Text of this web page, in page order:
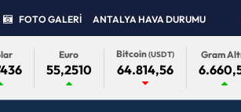
FOTO GALERİ ANTALYA HAVA DURUMU
Euro
55,2510
Bitcoin(USDT)
64.814,56
Gram